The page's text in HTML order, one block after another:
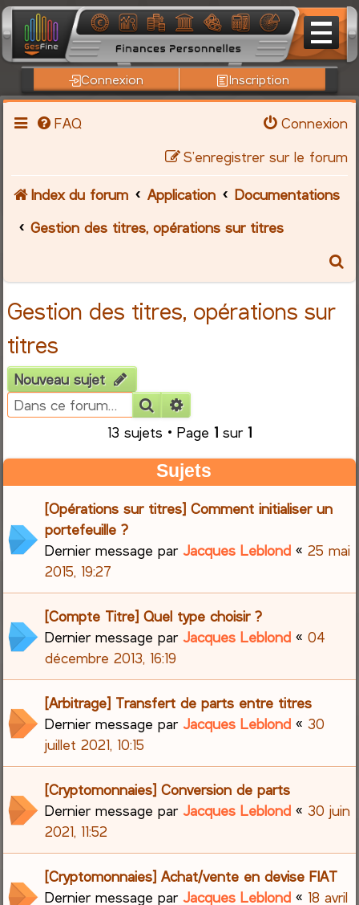
Connexion Inscription
FAQ
Connexion
S’enregistrer sur le forum
Index du forum Application
Documentations
Gestion des titres, opérations sur titres
c
h
r
Gestion des titres, opérations sur
titres
Nouveau sujet
Rechercher
13 sujets • Page 1 sur 1
Sujets
[Opérations sur titres] Comment initialiser un
portefeuille ?
Dernier message parJacques Leblond «25 mai
2015, 19:27
[Compte Titre] Quel type choisir ?
Dernier message parJacques Leblond «04
décembre 2013, 16:19
[Arbitrage] Transfert de parts entre titres
Dernier message parJacques Leblond «30
juillet 2021, 10:15
[Cryptomonnaies] Conversion de parts
Dernier message parJacques Leblond «30 juin
2021, 11:52
[Cryptomonnaies] Achat/vente en devise FIAT
Dernier message parJacques Leblond « 18 avril